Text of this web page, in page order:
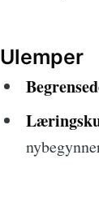
Ulemper